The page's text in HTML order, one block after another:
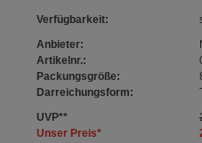
Verfügbarkeit:
Anbieter:
Artikelnr.:
Packungsgröße:
Darreichungsform:
UVP**
Unser Preis*